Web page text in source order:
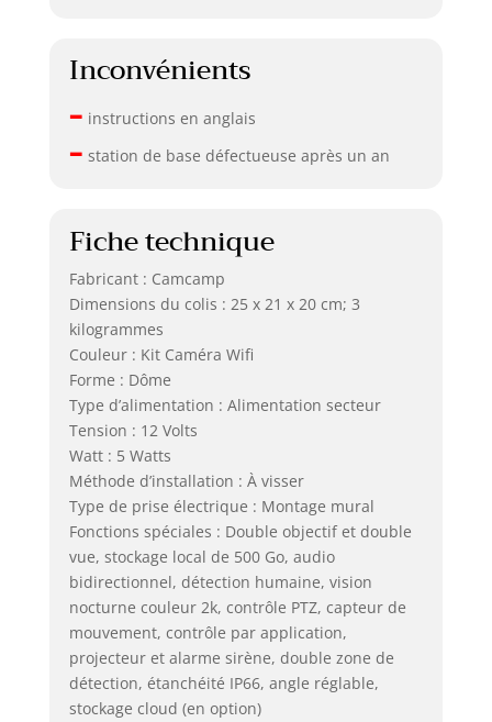
Inconvénients
– instructions en anglais
– station de base défectueuse après un an
Fiche technique
Fabricant : Camcamp
Dimensions du colis : 25 x 21 x 20 cm; 3
kilogrammes
Couleur : Kit Caméra Wifi
Forme : Dôme
Type d’alimentation : Alimentation secteur
Tension : 12 Volts
Watt : 5 Watts
Méthode d’installation : À visser
Type de prise électrique : Montage mural
Fonctions spéciales : Double objectif et double
vue, stockage local de 500 Go, audio
bidirectionnel, détection humaine, vision
nocturne couleur 2k, contrôle PTZ, capteur de
mouvement, contrôle par application,
projecteur et alarme sirène, double zone de
détection, étanchéité IP66, angle réglable,
stockage cloud (en option)